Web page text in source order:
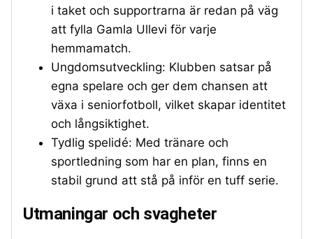
i taket och supportrarna är redan på väg
att fylla Gamla Ullevi för varje
hemmamatch.
Ungdomsutveckling: Klubben satsar på
egna spelare och ger dem chansen att
växa i seniorfotboll, vilket skapar identitet
och långsiktighet.
Tydlig spelidé: Med tränare och
sportledning som har en plan, finns en
stabil grund att stå på inför en tuff serie.
Utmaningar och svagheter